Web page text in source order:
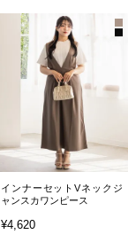
インナーセットVネックジ
ャンスカワンピース
¥4,620